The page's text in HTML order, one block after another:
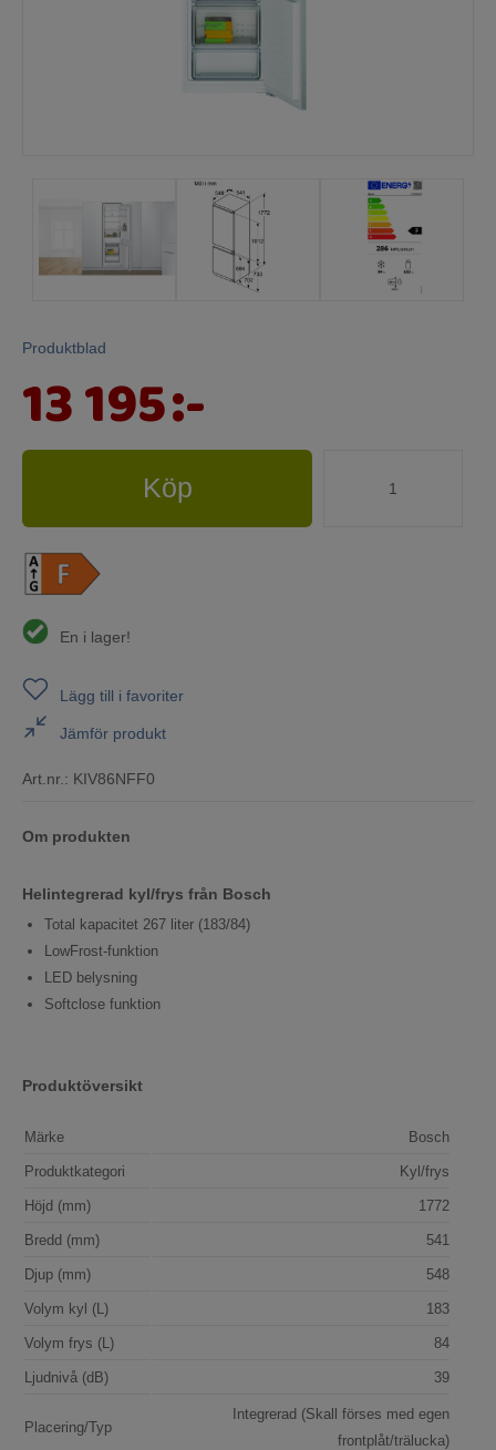
Produktblad
13 195:-
Köp
En i lager!
Lägg till i favoriter
Jämför produkt
Art.nr.: KIV86NFF0
Om produkten
Helintegrerad kyl/frys från Bosch
Total kapacitet 267 liter (183/84)
LowFrost-funktion
LED belysning
Softclose funktion
Produktöversikt
Märke Bosch
Produktkategori Kyl/frys
Höjd (mm) 1772
Bredd (mm) 541
Djup (mm) 548
Volym kyl (L) 183
Volym frys (L) 84
Ljudnivå (dB) 39
Placering/Typ
Integrerad (Skall förses med egen
frontplåt/trälucka)